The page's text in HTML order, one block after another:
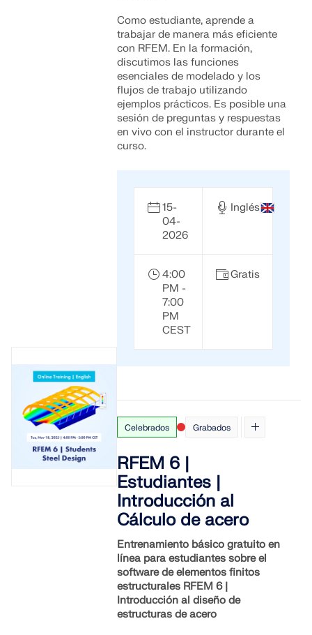
Como estudiante, aprende a
trabajar de manera más eficiente
con RFEM. En la formación,
discutimos las funciones
esenciales de modelado y los
flujos de trabajo utilizando
ejemplos prácticos. Es posible una
sesión de preguntas y respuestas
en vivo con el instructor durante el
curso.
15-
04-
2026
Inglés
4:00
PM -
7:00
PM
CEST
Gratis
Celebrados Grabados
RFEM 6 |
Estudiantes |
Introducción al
Cálculo de acero
Entrenamiento básico gratuito en
línea para estudiantes sobre el
software de elementos finitos
estructurales RFEM 6 |
Introducción al diseño de
estructuras de acero